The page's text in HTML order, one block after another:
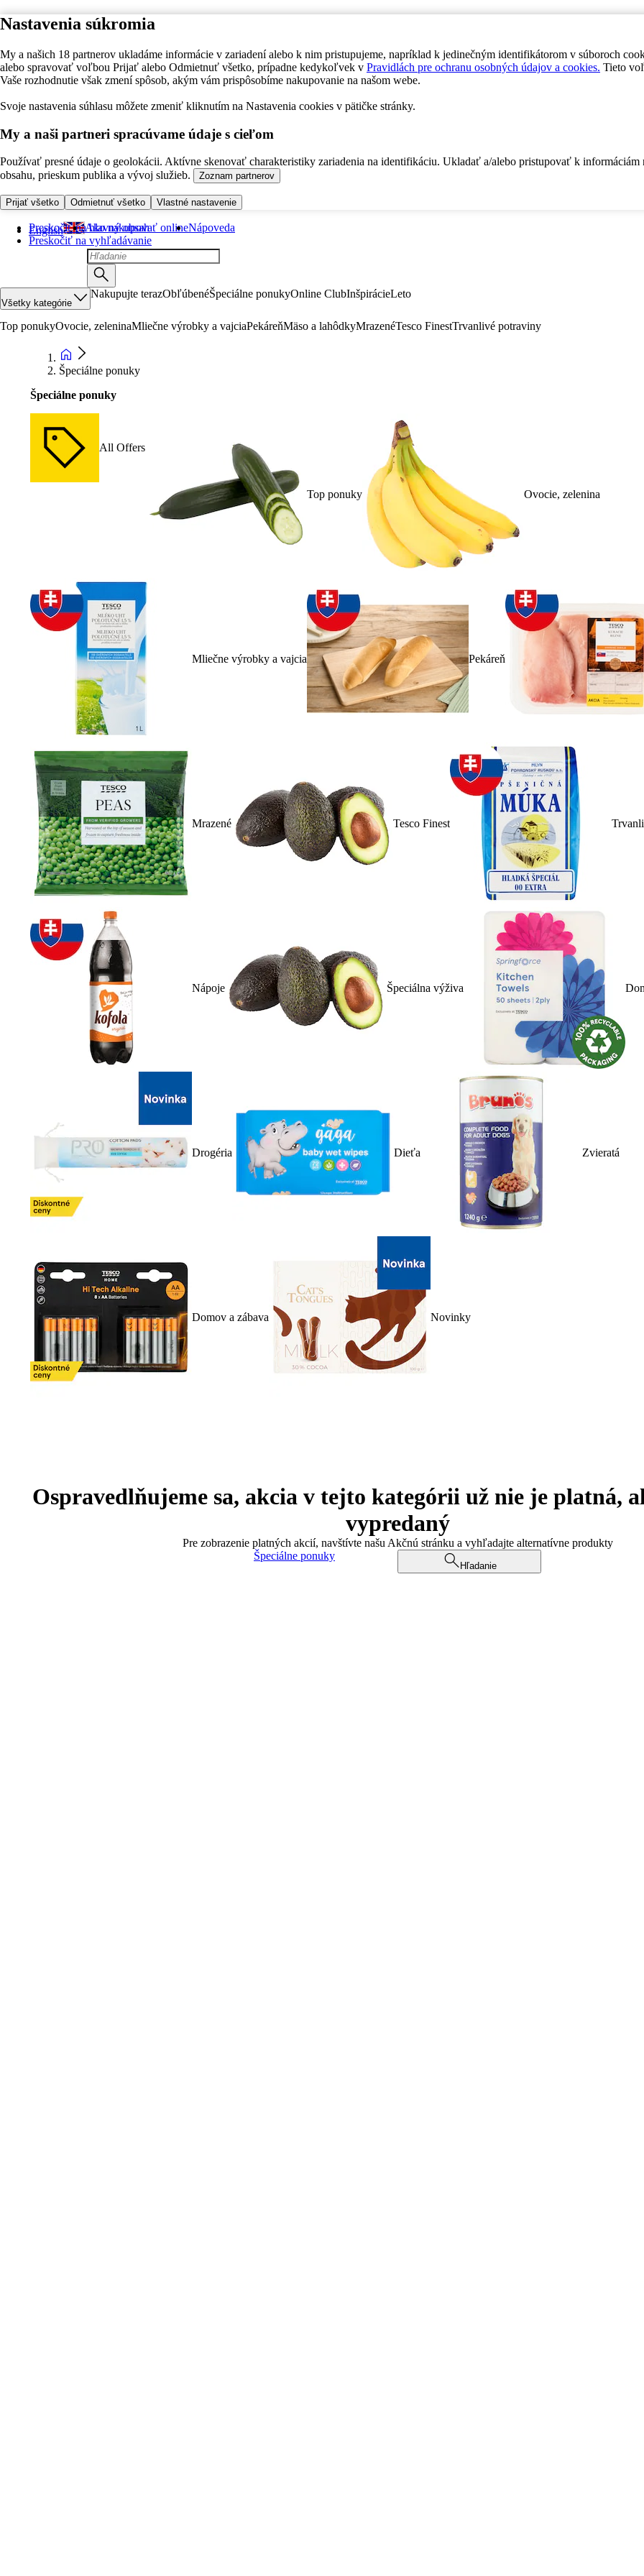
Nastavenia súkromia
My a našich 18 partnerov ukladáme informácie v zariadení alebo k nim pristupujeme, napríklad k jedinečným identifikátorom v súboroch
alebo spravovať voľbou Prijať alebo Odmietnuť všetko, prípadne kedykoľvek v Pravidlách pre ochranu osobných údajov a cookies. Tieto
Vaše rozhodnutie však zmení spôsob, akým vám prispôsobíme nakupovanie na našom webe.
Svoje nastavenia súhlasu môžete zmeniť kliknutím na Nastavenia cookies v pätičke stránky.
My a naši partneri spracúvame údaje s cieľom
Používať presné údaje o geolokácii. Aktívne skenovať charakteristiky zariadenia na identifikáciu. Ukladať a/alebo pristupovať k informáciám
obsahu, prieskum publika a vývoj služieb.
Zoznam partnerov
Prijať všetko Odmietnuť všetko Vlastné nastavenie
Preskočiť na hlavný obsah
Preskočiť na vyhľadávanie
English Ako nakupovať onlineNápoveda
Všetky kategórie
Nakupujte terazObľúbenéŠpeciálne ponukyOnline ClubInšpirácieLeto
Top ponukyOvocie, zeleninaMliečne výrobky a vajciaPekáreňMäso a lahôdkyMrazenéTesco FinestTrvanlivé potraviny
Špeciálne ponuky
Špeciálne ponuky
All Offers
Top ponuky Ovocie, zelenina
Mliečne výrobky a vajcia Pekáreň
Mrazené Tesco Finest
Nápoje Špeciálna výživa
Drogéria Dieťa Zvieratá
Domov a zábava Novinky
Ospravedlňujeme sa, akcia v tejto kategórii už nie je platná,
vypredaný
Pre zobrazenie platných akcií, navštívte našu Akčnú stránku a vyhľadajte alternatívne produkty
Špeciálne ponuky
Hľadanie